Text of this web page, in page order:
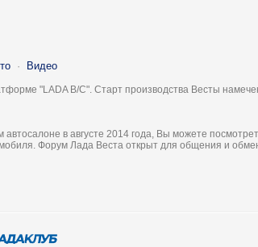
· Видео
"LADA B/C". Старт производства Весты
в августе 2014 года, Вы можете
Форум Лада Веста открыт для общения и